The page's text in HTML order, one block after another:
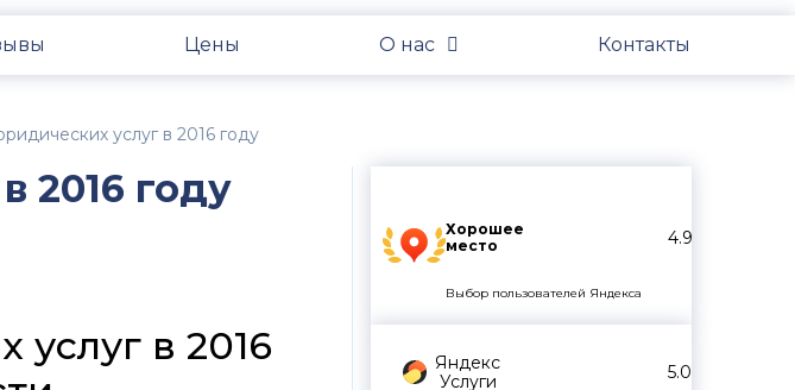
Цены О нас Контакты
услуг в 2016 году
Хорошее
место
4.9
Выбор пользователей Яндекса
Яндекс
Услуги
5.0
2016 году
в 2016